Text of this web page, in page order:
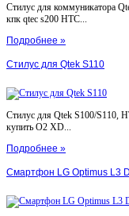
Стилус для коммуникатора
кпк qtec s200 HTC...
Подробнее »
Стилус для Qtek S110
Стилус для Qtek S100/S110,
купить O2 XD...
Подробнее »
Смартфон LG Optimus L3